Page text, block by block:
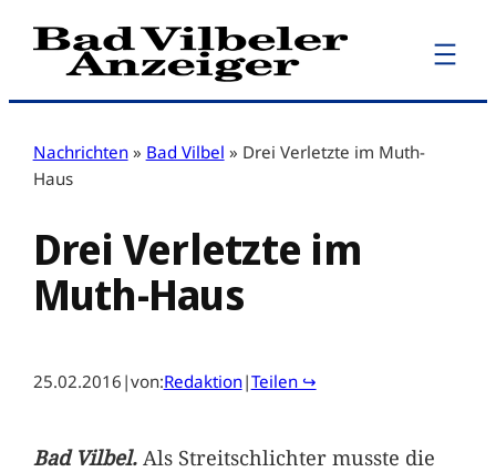
Zum
Inhalt
Nachrichten » Bad Vilbel » Drei Verletzte im Muth-
Haus
Drei Verletzte im
Muth-Haus
25.02.2016 |von:Redaktion|Teilen ↪
Bad Vilbel.Als Streitschlichter musste die